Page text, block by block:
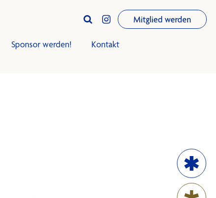
  Mitglied werden
Sponsor werden! Kontakt